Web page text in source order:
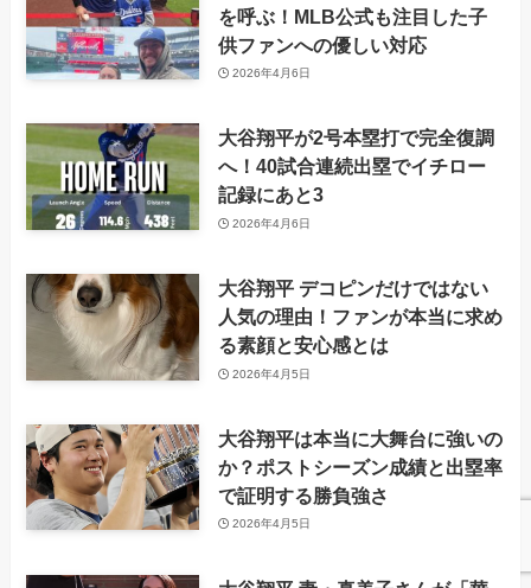
を呼ぶ！MLB公式も注目した子
供ファンへの優しい対応
2026年4月6日
大谷翔平が2号本塁打で完全復調
へ！40試合連続出塁でイチロー
記録にあと3
2026年4月6日
大谷翔平 デコピンだけではない
人気の理由！ファンが本当に求め
る素顔と安心感とは
2026年4月5日
大谷翔平は本当に大舞台に強いの
か？ポストシーズン成績と出塁率
で証明する勝負強さ
2026年4月5日